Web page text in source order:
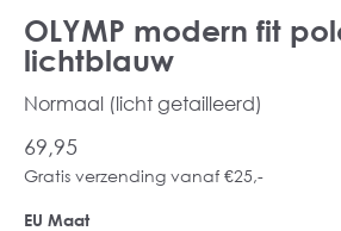
OLYMP modern fit
lichtblauw
Normaal (licht getailleerd)
69,95
Gratis verzending vanaf €25,-
EU Maat